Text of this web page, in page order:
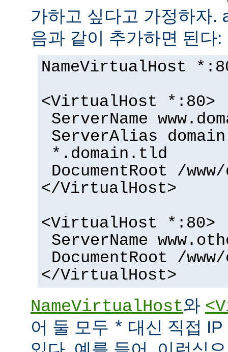
가하고 싶다고 가정하자.
음과 같이 추가하면 된다:
NameVirtualHost
<VirtualHost *:80>
ServerName
ServerAlias
*.domain.tld
DocumentRoot /
</VirtualHost>
<VirtualHost *:80>
ServerName
DocumentRoot /
</VirtualHost>
NameVirtualHost와
어 둘 모두 * 대신 직접